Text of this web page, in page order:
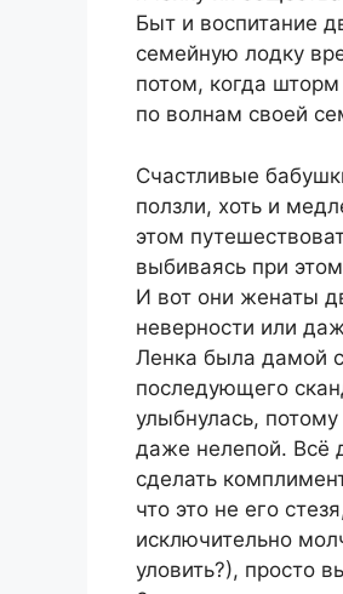
Быт и воспитание
семейную лодку
потом, когда
по волнам своей
Счастливые
ползли, хоть и
этом
выбиваясь при
И вот они женаты
неверности или
Ленка была дамой
последующего
улыбнулась,
даже нелепой. Всё
сделать
что это не его
исключительно
уловить?), просто